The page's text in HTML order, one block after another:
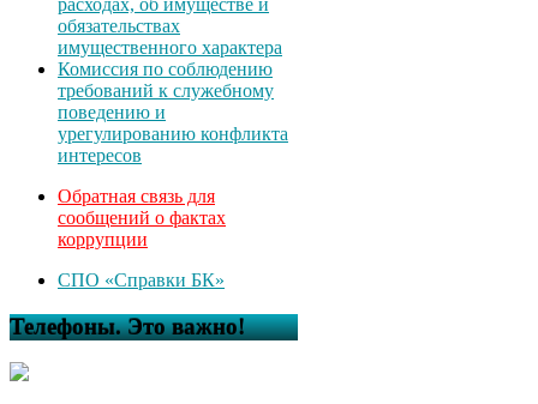
обязательствах
имущественного характера
Комиссия по соблюдению
требований к служебному
поведению и
урегулированию конфликта
интересов
Обратная связь для
сообщений о фактах
коррупции
СПО «Справки БК»
Телефоны. Это важно!